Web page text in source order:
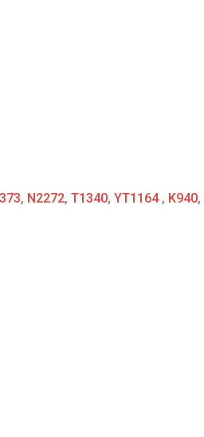
, N2272, T1340, YT1164, K940,